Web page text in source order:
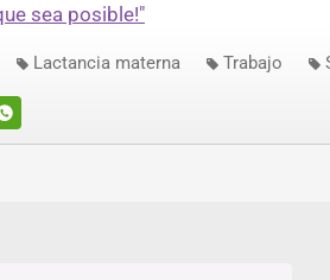
sea posible!"
Lactancia materna Trabajo